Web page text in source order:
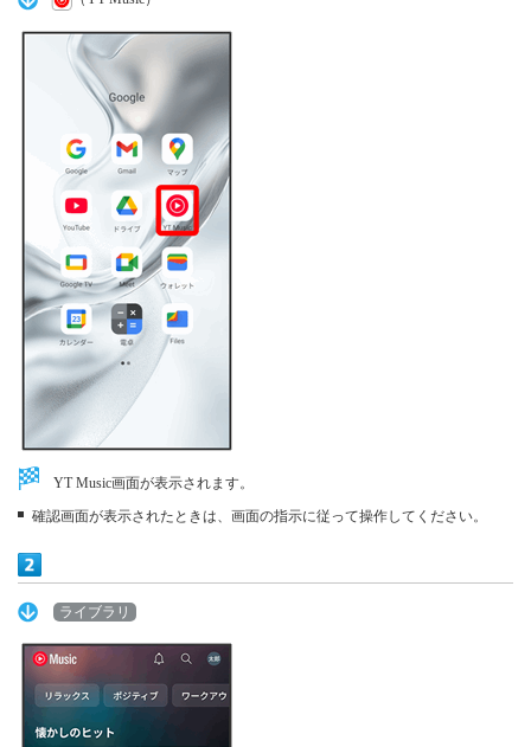
YT Music画面が表示されます。
確認画面が表示されたときは、画面の指示に従って操作してください。
ライブラリ